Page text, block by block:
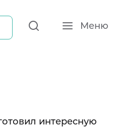
Меню
интересную